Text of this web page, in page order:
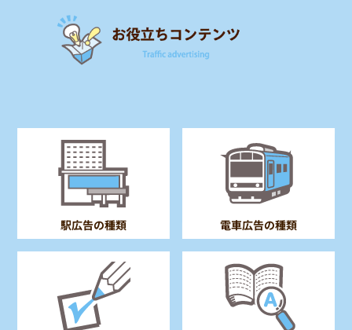
駅広告の種類 電車広告の種類